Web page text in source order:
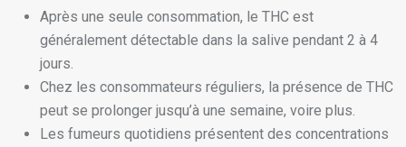
Après une seule consommation, le THC est
généralement détectable dans la salive pendant 2 à 4
jours.
Chez les consommateurs réguliers, la présence de THC
peut se prolonger jusqu’à une semaine, voire plus.
Les fumeurs quotidiens présentent des concentrations